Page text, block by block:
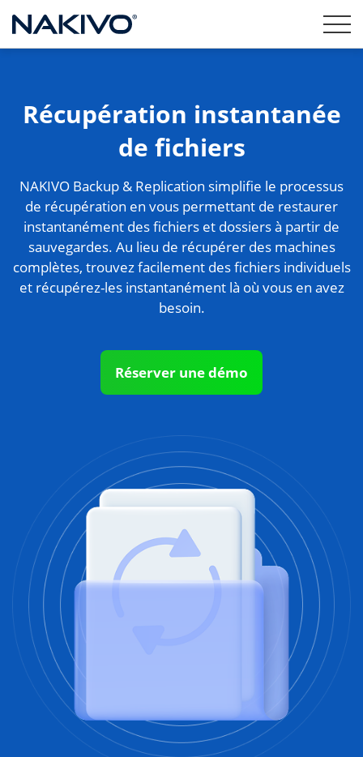
Récupération instantanée
de fichiers
NAKIVO Backup & Replication simplifie le processus
de récupération en vous permettant de restaurer
instantanément des fichiers et dossiers à partir de
sauvegardes. Au lieu de récupérer des machines
complètes, trouvez facilement des fichiers individuels
et récupérez-les instantanément là où vous en avez
besoin.
Réserver une démo